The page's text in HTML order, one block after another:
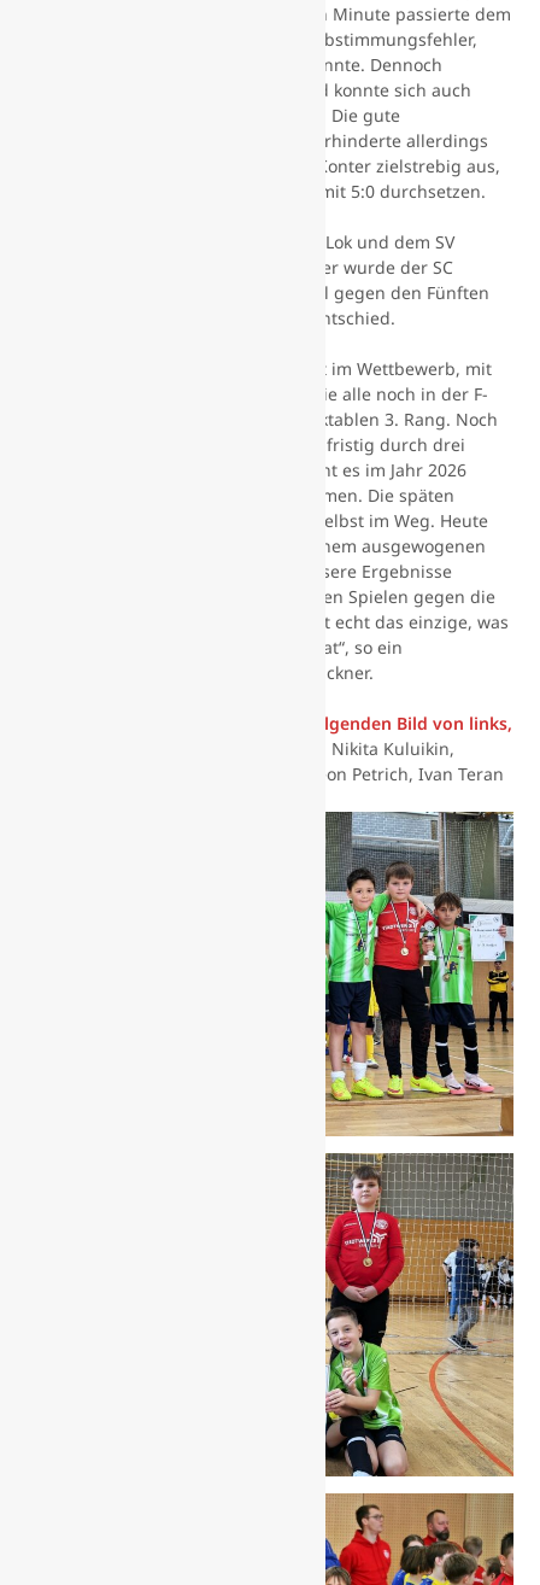
als Sieger durchsetzen. In der ersten Minute passierte dem
Team von Sven Brückner schon ein Abstimmungsfehler,
den Lok sofort zum 1:0 ausnutzen konnte. Dennoch
versuchte man, gut mitzuhalten, und konnte sich auch
einige Male stark durchkombinieren. Die gute
Abwehrarbeit der Ascherslebener verhinderte allerdings
einen Torerfolg. Diese spielten ihre Konter zielstrebig aus,
und konnten sich am Ende deutlich mit 5:0 durchsetzen.
Letztendlich belege der SV 09 hinter Lok und dem SV
Rotation 1950 den Bronzeplatz. Vierter wurde der SC
Bernburg, der auch das direkte Duell gegen den Fünften
FSV Drohndorf/Mehringen für sich entschied.
„Wir belegen als jüngste Mannschaft im Wettbewerb, mit
sogar noch drei Spielern im Kader, die alle noch in der F-
Jugend spielen können, einen respektablen 3. Rang. Noch
dazu wurde unser Kader erneut kurzfristig durch drei
Absagen weiter dezimiert. Leider geht es im Jahr 2026
genauso weiter mit den alten Problemen. Die späten
Absagen stehen uns immer wieder selbst im Weg. Heute
war zwar nicht viel mehr drin, mit einem ausgewogenen
Kader hätte man aber sicherlich bessere Ergebnisse
erzielen können. Gerade in den beiden Spielen gegen die
Ascherslebener Vertretungen. Das ist echt das einzige, was
die Stimmung wieder etwas gekillt hat“, so ein
abschließendes Fazit von Trainer Brückner.
Für den SV 09 Staßfurt waren, im folgenden Bild von links,
Mats Priebe, Bruno Beier, Nikita Kuluikin,
Christos Kuske, Tymur Kontsiialov, Leon Petrich, Ivan Teran